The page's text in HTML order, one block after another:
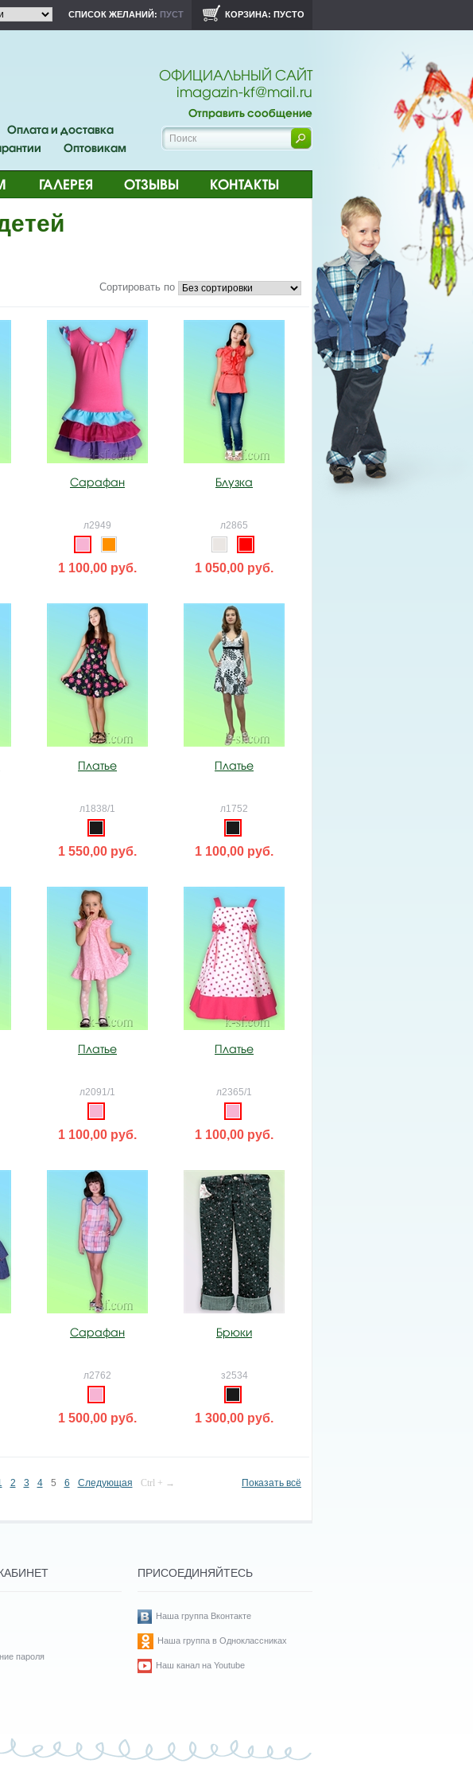
КОРЗИНА: ПУСТО
СПИСОК ЖЕЛАНИЙ: ПУСТ
Оплата и доставка
Оптовикам
Найти
ОФИЦИАЛЬНЫЙ САЙТ
imagazin-kf@mail.ru
Отправить сообщение
ГАЛЕРЕЯ ОТЗЫВЫ КОНТАКТЫ
Сортировать по
Сарафан
л2949
1 100,00 руб.
Блузка
л2865
1 050,00 руб.
Платье
л1838/1
1 550,00 руб.
Платье
л1752
1 100,00 руб.
Платье
л2091/1
1 100,00 руб.
Платье
л2365/1
1 100,00 руб.
Сарафан
л2762
1 500,00 руб.
Брюки
з2534
1 300,00 руб.
2 3 4 5 6 Следующая Ctrl + → Показать всё
пароля
ПРИСОЕДИНЯЙТЕСЬ
Наша группа Вконтакте
Наша группа в Одноклассниках
Наш канал на Youtube